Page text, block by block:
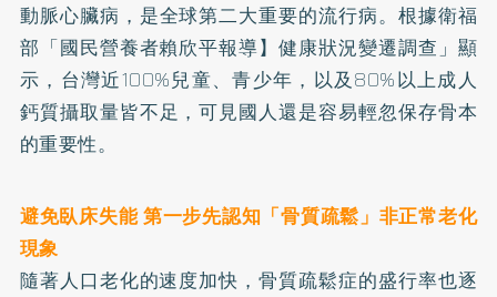
動脈心臟病 ，是全球第二大重要的流行病。根據衛福
部「國民營養者賴欣平報導】健康狀況變遷調查」顯
示，台灣近100%兒童、青少年，以及80%以上成人
鈣質攝取量皆不足，可見國人還是容易輕忽保存骨本
的重要性。
避免臥床失能 第一步先認知「骨質疏鬆」非正常老化
現象
隨著人口老化的速度加快，骨質疏鬆症的盛行率也逐